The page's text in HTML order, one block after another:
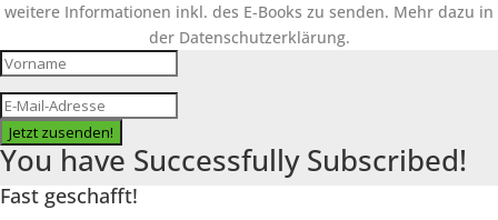
weitere Informationen inkl. des E-Books zu senden. Mehr dazu in
der Datenschutzerklärung.
Jetzt zusenden!
You have Successfully Subscribed!
Fast geschafft!